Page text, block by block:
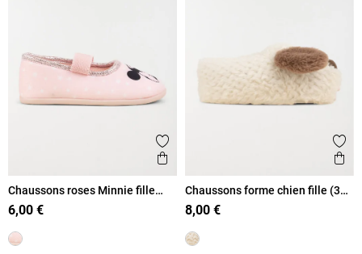
Ajouter aux favoris
Aperçu rapide
Chaussons roses Minnie fille
(31-34)
6,00 €
Chaussons forme chien fille (32-
35)
8,00 €